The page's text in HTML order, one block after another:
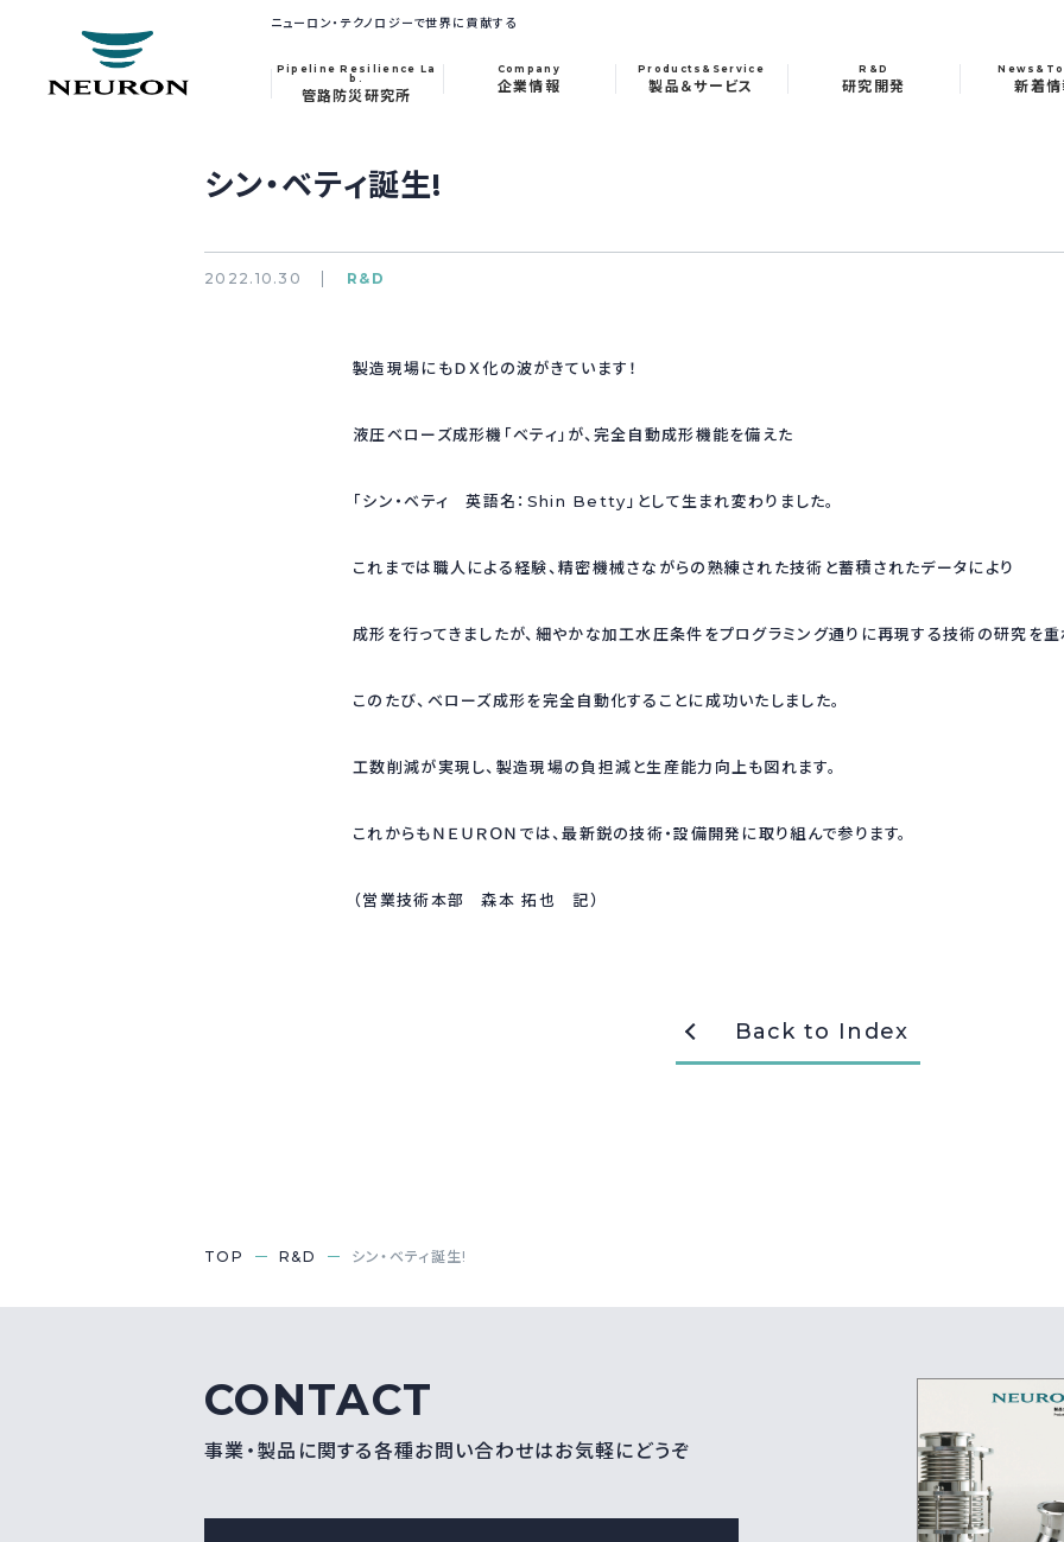
ニューロン・テクノロジーで世界に貢献する
Pipeline Resilience La
b.
管路防災研究所
Company
企業情報
Products&Service
製品＆サービス
R&D
研究開発 新着
シン・ベティ誕生!
2022.10.30 R&D
製造現場にもＤＸ化の波がきています！
液圧ベローズ成形機「ベティ」が、完全自動成形機能を備えた
「シン・ベティ 英語名：Shin Betty」として生まれ変わりました。
これまでは職人による経験、精密機械さながらの熟練された技術と蓄積されたデータにより
成形を行ってきましたが、細やかな加工水圧条件をプログラミング通りに再現する技術の研究を重
このたび、ベローズ成形を完全自動化することに成功いたしました。
工数削減が実現し、製造現場の負担減と生産能力向上も図れます。
これからもＮＥＵＲＯＮでは、最新鋭の技術・設備開発に取り組んで参ります。
（営業技術本部 森本 拓也 記）
Back to Index
TOP R&D シン・ベティ誕生!
CONTACT
事業・製品に関する各種お問い合わせはお気軽にどうぞ